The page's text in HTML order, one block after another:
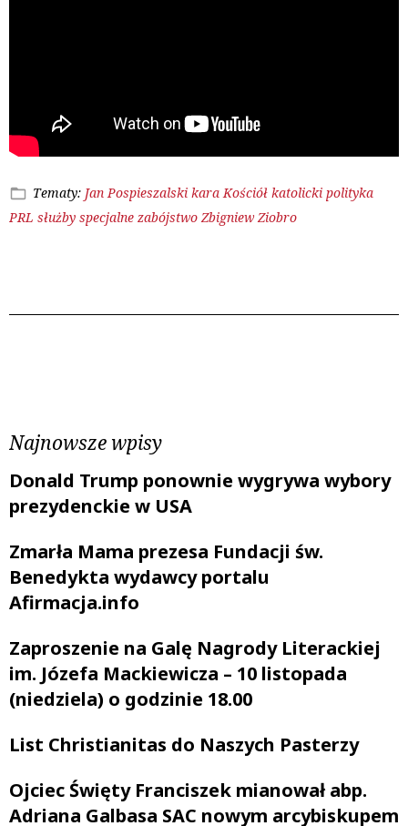
Tematy: Jan Pospieszalski kara Kościół katolicki polityka
PRL służby specjalne zabójstwo Zbigniew Ziobro
Najnowsze wpisy
Donald Trump ponownie wygrywa wybory
prezydenckie w USA
Zmarła Mama prezesa Fundacji św.
Benedykta wydawcy portalu
Afirmacja.info
Zaproszenie na Galę Nagrody Literackiej
im. Józefa Mackiewicza – 10 listopada
(niedziela) o godzinie 18.00
List Christianitas do Naszych Pasterzy
Ojciec Święty Franciszek mianował abp.
Adriana Galbasa SAC nowym arcybiskupem